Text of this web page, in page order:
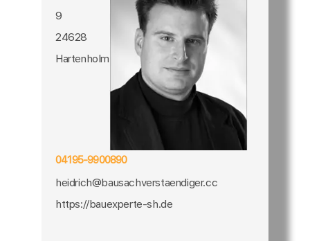
9
24628
Hartenholm
04195-9900890
heidrich@bausachverstaendiger.cc
https://bauexperte-sh.de